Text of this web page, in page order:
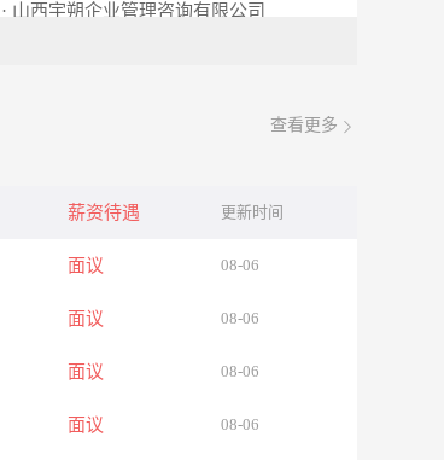
· 山西宇朔企业管理咨询有限公司
查看更多
薪资待遇 更新时间
面议 08-06
面议 08-06
面议 08-06
面议 08-06